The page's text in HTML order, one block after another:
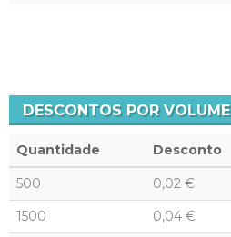
DESCONTOS POR VOLUME
Quantidade Desconto
500 0,02 €
1500
0,04 €